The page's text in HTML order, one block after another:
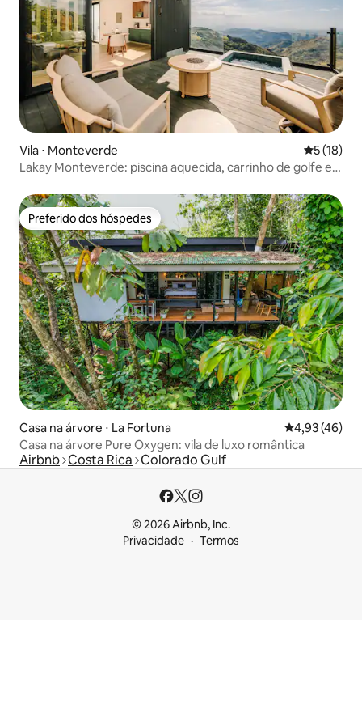
Vila ⋅ Monteverde 5 de uma
5 (18)
Lakay Monteverde: piscina aquecida, carrinho de golfe e
Preferido dos hóspedes
Preferido dos hóspedes
Casa na árvore ⋅ La Fortuna 4,93 de uma
4,93 (46)
Casa na árvore Pure Oxygen: vila de luxo romântica
Airbnb Costa Rica Colorado Gulf
© 2026 Airbnb, Inc.
Privacidade
Termos